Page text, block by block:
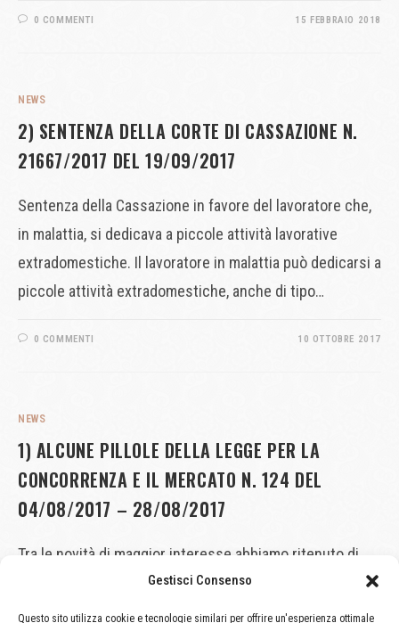
Gestisci Consenso
Questo sito utilizza cookie e tecnologie similari per offrire un'esperienza ottimale
0 COMMENTI 15 FEBBRAIO 2018
NEWS
2) SENTENZA DELLA CORTE DI CASSAZIONE N.
21667/2017 DEL 19/09/2017
Sentenza della Cassazione in favore del lavoratore che,
in malattia, si dedicava a piccole attività lavorative
extradomestiche. Il lavoratore in malattia può dedicarsi a
piccole attività extradomestiche, anche di tipo…
0 COMMENTI 10 OTTOBRE 2017
NEWS
1) ALCUNE PILLOLE DELLA LEGGE PER LA
CONCORRENZA E IL MERCATO N. 124 DEL
04/08/2017 – 28/08/2017
Tra le novità di maggior interesse abbiamo ritenuto di
evidenziarne molto sinteticamente le seguenti:
Nell’ambito della RC-Auto: sconti significativi ed